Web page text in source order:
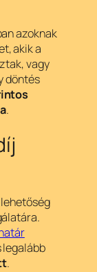
azoknak
akik a
vagy
döntés
.
legalább
.